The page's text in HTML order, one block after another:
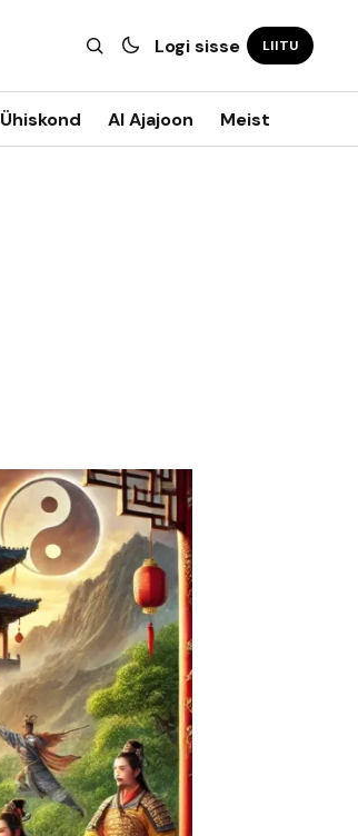
Logi sisse LIITU
Ühiskond AI Ajajoon Meist